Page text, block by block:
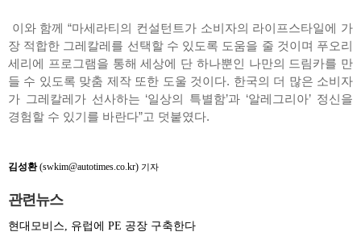
이와 함께 “마세라티의 컨설턴트가 소비자의 라이프스타일에 가
장 적합한 그레칼레를 선택할 수 있도록 도움을 줄 것이며 푸오리
세리에 프로그램을 통해 세상에 단 하나뿐인 나만의 드림카를 만
들 수 있도록 맞춤 제작 또한 도울 것이다. 한국의 더 많은 소비자
가 그레칼레가 선사하는 ‘일상의 특별함’과 ‘알레그리아’ 정신을
경험할 수 있기를 바란다”고 덧붙였다.
김성환(swkim@autotimes.co.kr) 기자
관련뉴스
현대모비스, 유럽에 PE 공장 구축한다